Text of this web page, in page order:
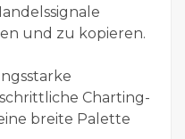
und zu kopieren.
Charting-
breite Palette